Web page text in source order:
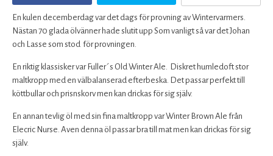
En kulen decemberdag var det dags för provning av Wintervarmers.
Nästan 70 glada ölvänner hade slutit upp Som vanligt så var det Johan
och Lasse som stod för provningen.
En riktig klassisker var Fuller´s Old Winter Ale. Diskret humledoft stor
maltkropp med en välbalanserad efterbeska. Det passar perfekt till
köttbullar och prisnskorv men kan drickas för sig själv.
En annan tevlig öl med sin fina maltkropp var Winter Brown Ale från
Elecric Nurse. Aven denna öl passar bra till mat men kan drickas för sig
själv.